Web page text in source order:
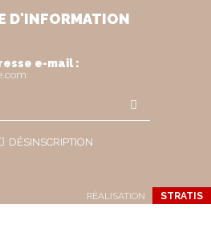
D'INFORMATION
e-mail :
DÉSINSCRIPTION
RÉALISATION STRATIS